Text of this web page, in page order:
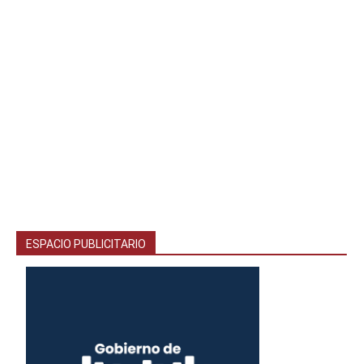
ESPACIO PUBLICITARIO